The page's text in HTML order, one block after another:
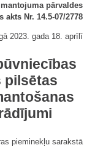
pārvaldes
Nr. 14.5-07/2778
2023. gada 18. aprīlī
pilsētas
pieminekļu sarakstā